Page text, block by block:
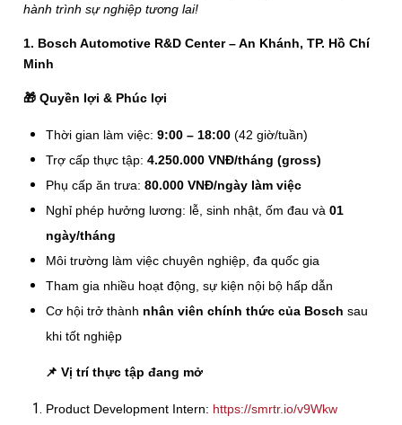
hành trình sự nghiệp tương lai!
1. Bosch Automotive R&D Center – An Khánh, TP. Hồ Chí
Minh
🎁 Quyền lợi & Phúc lợi
Thời gian làm việc:9:00 – 18:00 (42 giờ/tuần)
Trợ cấp thực tập:4.250.000 VNĐ/tháng (gross)
Phụ cấp ăn trưa:80.000 VNĐ/ngày làm việc
Nghỉ phép hưởng lương: lễ, sinh nhật, ốm đau và01
ngày/tháng
Môi trường làm việc chuyên nghiệp, đa quốc gia
Tham gia nhiều hoạt động, sự kiện nội bộ hấp dẫn
Cơ hội trở thành nhân viên chính thức của Bosch sau
khi tốt nghiệp
📌 Vị trí thực tập đang mở
Product Development Intern: https://smrtr.io/v9Wkw